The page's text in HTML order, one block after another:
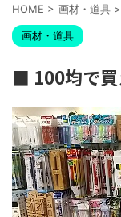
HOME > 画材・道具 >
画材・道具
■ 100均で買